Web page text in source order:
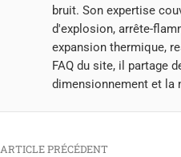
bruit. Son expertise
d'explosion, arrête-
expansion thermique,
FAQ du site, il partage
dimensionnement et la
ARTICLE PRÉCÉDENT